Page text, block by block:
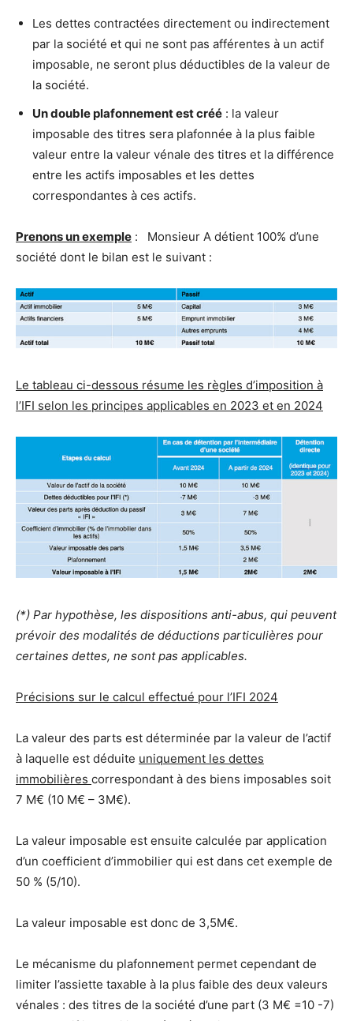
Les dettes contractées directement ou indirectement
par la société et qui ne sont pas afférentes à un actif
imposable, ne seront plus déductibles de la valeur de
la société.
Un double plafonnement est créé : la valeur
imposable des titres sera plafonnée à la plus faible
valeur entre la valeur vénale des titres et la différence
entre les actifs imposables et les dettes
correspondantes à ces actifs.
Prenons un exemple : Monsieur A détient 100% d’une
société dont le bilan est le suivant :
Le tableau ci-dessous résume les règles d’imposition à
l’IFI selon les principes applicables en 2023 et en 2024
(*) Par hypothèse, les dispositions anti-abus, qui peuvent
prévoir des modalités de déductions particulières pour
certaines dettes, ne sont pas applicables.
Précisions sur le calcul effectué pour l’IFI 2024
La valeur des parts est déterminée par la valeur de l’actif
à laquelle est déduite uniquement les dettes
immobilières correspondant à des biens imposables soit
7 M€ (10 M€ – 3M€).
La valeur imposable est ensuite calculée par application
d’un coefficient d’immobilier qui est dans cet exemple de
50 % (5/10).
La valeur imposable est donc de 3,5M€.
Le mécanisme du plafonnement permet cependant de
limiter l’assiette taxable à la plus faible des deux valeurs
vénales : des titres de la société d’une part (3 M€ =10 -7)